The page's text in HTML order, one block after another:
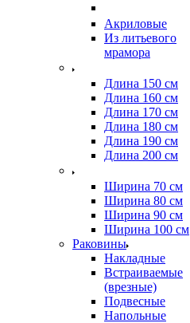
Акриловые
Из литьевого
мрамора
Длина 150 см
Длина 160 см
Длина 170 см
Длина 180 см
Длина 190 см
Длина 200 см
Ширина 70 см
Ширина 80 см
Ширина 90 см
Ширина 100 см
Раковины
Накладные
Встраиваемые
(врезные)
Подвесные
Напольные